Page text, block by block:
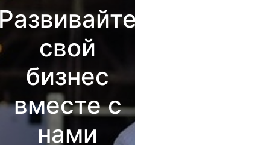
свой
бизнес
вместе с
нами